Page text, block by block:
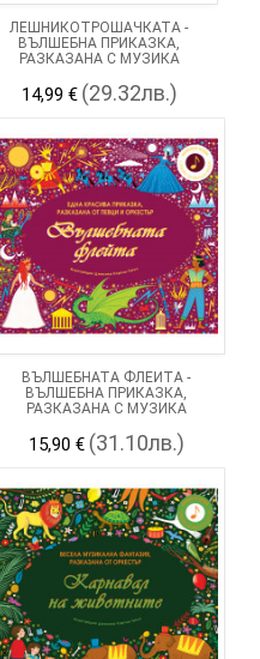
ЛЕШНИКОТРОШАЧКАТА -
ВЪЛШЕБНА ПРИКАЗКА,
РАЗКАЗАНА С МУЗИКА
14,99 € (29.32лв.)
ВЪЛШЕБНАТА ФЛЕЙТА -
ВЪЛШЕБНА ПРИКАЗКА,
РАЗКАЗАНА С МУЗИКА
15,90 € (31.10лв.)